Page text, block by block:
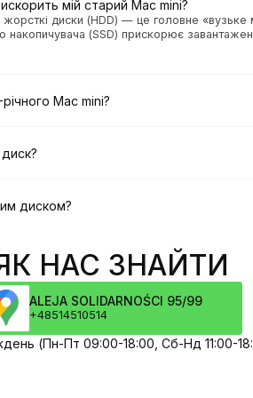
мій старий Mac mini?
жорсткі диски (HDD) — це головне
накопичувача (SSD) прискорює
Mac mini?
диском?
НАС ЗНАЙТИ
ALEJA SOLIDARNOŚCI 95/99
+48514510514
(Пн-Пт 09:00-18:00, Сб-Нд 11:00-